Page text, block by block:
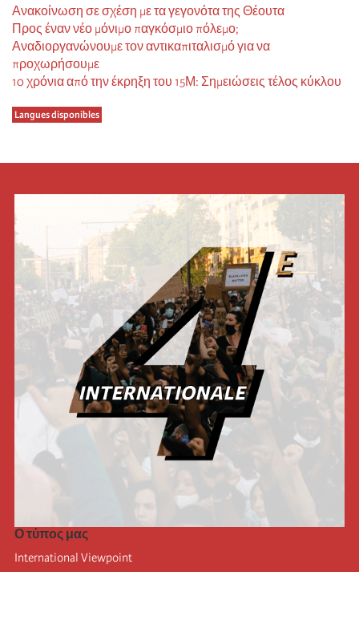
Ανακοίνωση σε σχέση με τα γεγονότα της Θέουτα
Προς έναν νέο μόνιμο παγκόσμιο πόλεμο;
Αναδιοργανώνουμε τον αντικαπιταλισμό για να
προχωρήσουμε
10 χρόνια από την έκρηξη του 15Μ: Σημειώσεις τέλος κύκλου
Langues disponibles
Ο τύπος μας
International Viewpoint